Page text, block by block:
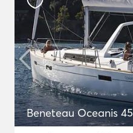
Beneteau Oceanis 45